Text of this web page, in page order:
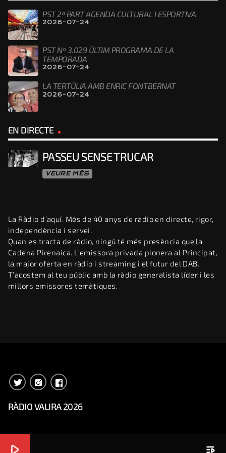
PST 2ª PART AGENDA CULTURAL I ESPORTIVA
2026-07-24
PST Nº 3.029 ÚLTIM PROGRAMA DE LA
TEMPORADA
2026-07-24
LA TERTÚLIA AMB ENRIC FONTBERNAT
2026-07-24
EN DIRECTE
PASSEU SENSE TRUCAR
VEURE MÉS
La Ràdio d’aquí. Més de 40 anys de ràdio en directe, rigor,
independència i servei.
Quan es tracta de ràdio, ningú té més presència que la
Cadena Pirenaica. L’emissora privada pionera al Principat,
la major oferta en ràdio i streaming i el futur del DAB.
T’acostem al teu públic amb la ràdio generalista líder i les
millors emissores temàtiques.
RÀDIO VALIRA 2026